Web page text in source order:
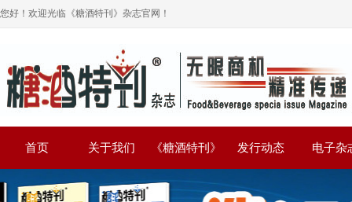
您好！欢迎光临《糖酒特刊》杂志官网！
首页 关于我们 《糖酒特刊》 发行动态 电子杂